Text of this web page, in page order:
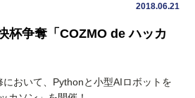
2018.06.21
杯争奪「COZMO de ハッカ
おいて、Pythonと小型AIロボットを